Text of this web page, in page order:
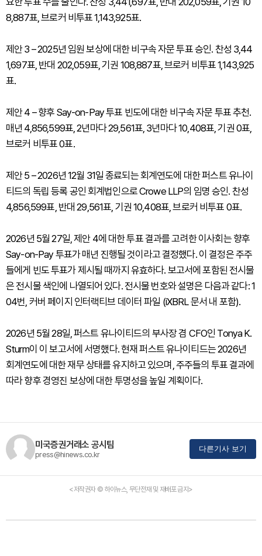
8,887표, 브로커 비투표 1,143,925표.
제안 3 – 2025년 임원 보상에 대한 비구속 자문 투표 승인. 찬성 3,44
1,697표, 반대 202,059표, 기권 108,887표, 브로커 비투표 1,143,925
표.
제안 4 – 향후 Say-on-Pay 투표 빈도에 대한 비구속 자문 투표 추천.
매년 4,856,599표, 2년마다 29,561표, 3년마다 10,408표, 기권 0표,
브로커 비투표 0표.
제안 5 – 2026년 12월 31일 종료되는 회계연도에 대한 퍼스트 유나이
티드의 독립 등록 공인 회계법인으로 Crowe LLP의 임명 승인. 찬성
4,856,599표, 반대 29,561표, 기권 10,408표, 브로커 비투표 0표.
2026년 5월 27일, 제안 4에 대한 투표 결과를 고려한 이사회는 향후
Say-on-Pay 투표가 매년 진행될 것이라고 결정했다. 이 결정은 주주
들에게 빈도 투표가 제시될 때까지 유효하다. 보고서에 포함된 전시물
은 전시물 색인에 나열되어 있다. 전시물 번호와 설명은 다음과 같다: 1
04번, 커버 페이지 인터랙티브 데이터 파일 (iXBRL 문서 내 포함).
2026년 5월 28일, 퍼스트 유나이티드의 부사장 겸 CFO인 Tonya K.
Sturm이 이 보고서에 서명했다. 현재 퍼스트 유나이티드는 2026년
회계연도에 대한 재무 상태를 유지하고 있으며, 주주들의 투표 결과에
따라 향후 경영진 보상에 대한 투명성을 높일 계획이다.
미국증권거래소 공시팀
press@hinews.co.kr
다른기사 보기
<저작권자 © 하이뉴스, 무단전재 및 재배포 금지>